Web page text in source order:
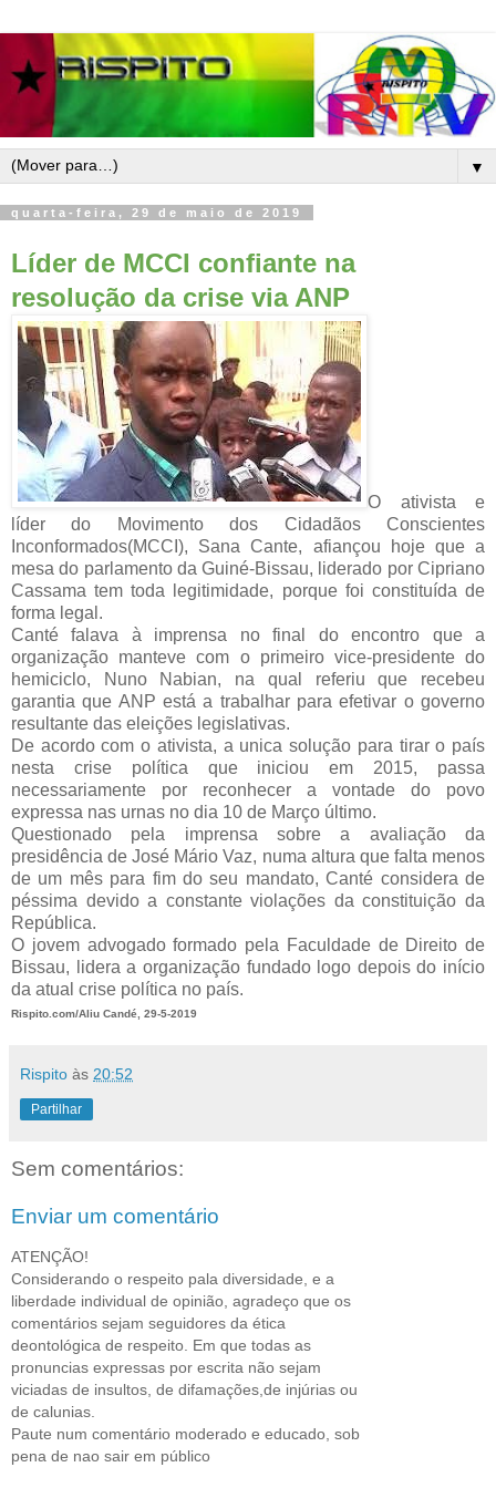
▼
quarta-feira, 29 de maio de 2019
Líder de MCCI confiante na
resolução da crise via ANP
O ativista e
líder do Movimento dos Cidadãos Conscientes
Inconformados(MCCI), Sana Cante, afiançou hoje que a
mesa do parlamento da Guiné-Bissau, liderado por Cipriano
Cassama tem toda legitimidade, porque foi constituída de
forma legal.
Canté falava à imprensa no final do encontro que a
organização manteve com o primeiro vice-presidente do
hemiciclo, Nuno Nabian, na qual referiu que recebeu
garantia que ANP está a trabalhar para efetivar o governo
resultante das eleições legislativas.
De acordo com o ativista, a unica solução para tirar o país
nesta crise política que iniciou em 2015, passa
necessariamente por reconhecer a vontade do povo
expressa nas urnas no dia 10 de Março último.
Questionado pela imprensa sobre a avaliação da
presidência de José Mário Vaz, numa altura que falta menos
de um mês para fim do seu mandato, Canté considera de
péssima devido a constante violações da constituição da
República.
O jovem advogado formado pela Faculdade de Direito de
Bissau, lidera a organização fundado logo depois do início
da atual crise política no país.
Rispito.com/Aliu Candé, 29-5-2019
Rispito às 20:52
Partilhar
Sem comentários:
Enviar um comentário
ATENÇÃO!
Considerando o respeito pala diversidade, e a
liberdade individual de opinião, agradeço que os
comentários sejam seguidores da ética
deontológica de respeito. Em que todas as
pronuncias expressas por escrita não sejam
viciadas de insultos, de difamações,de injúrias ou
de calunias.
Paute num comentário moderado e educado, sob
pena de nao sair em público